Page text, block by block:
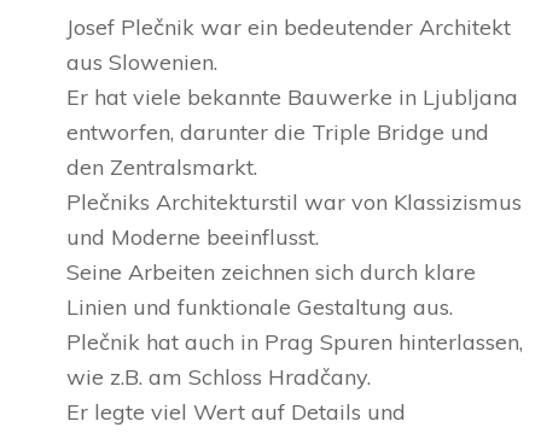
Josef Plečnik war ein bedeutender Architekt
aus Slowenien.
Er hat viele bekannte Bauwerke in Ljubljana
entworfen, darunter die Triple Bridge und
den Zentralsmarkt.
Plečniks Architekturstil war von Klassizismus
und Moderne beeinflusst.
Seine Arbeiten zeichnen sich durch klare
Linien und funktionale Gestaltung aus.
Plečnik hat auch in Prag Spuren hinterlassen,
wie z.B. am Schloss Hradčany.
Er legte viel Wert auf Details und